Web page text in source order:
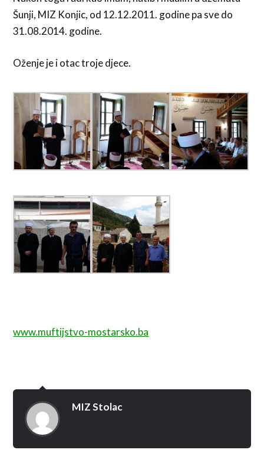
Šunji, MIZ Konjic, od 12.12.2011. godine pa sve do
31.08.2014. godine.
Oženje je i otac troje djece.
www.muftijstvo-mostarsko.ba
MIZ Stolac